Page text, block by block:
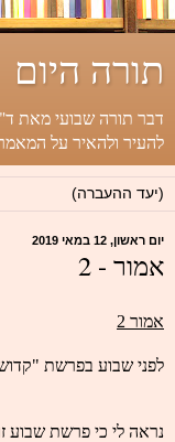
תורה היום
דבר תורה שבועי מאת
להעיר ולהאיר על
יום ראשון, 12 במאי 2019
אמור - 2
אמור 2
לפני שבוע בפרשת
נראה לי כי פרשת